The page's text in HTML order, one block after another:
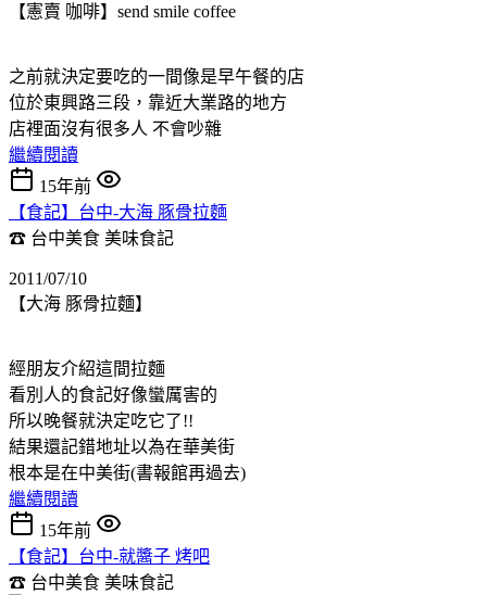
【憲賣 咖啡】send smile coffee
之前就決定要吃的一間像是早午餐的店
位於東興路三段，靠近大業路的地方
店裡面沒有很多人 不會吵雜
繼續閱讀
15年前
【食記】台中-大海 豚骨拉麵
☎ 台中美食 美味食記
2011/07/10
【大海 豚骨拉麵】
經朋友介紹這間拉麵
看別人的食記好像蠻厲害的
所以晚餐就決定吃它了!!
結果還記錯地址以為在華美街
根本是在中美街(書報館再過去)
繼續閱讀
15年前
【食記】台中-就醬子 烤吧
☎ 台中美食 美味食記